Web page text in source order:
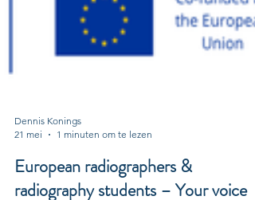
21 mei
1 minuten om te lezen
European radiographers &